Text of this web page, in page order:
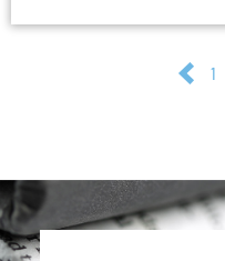
1